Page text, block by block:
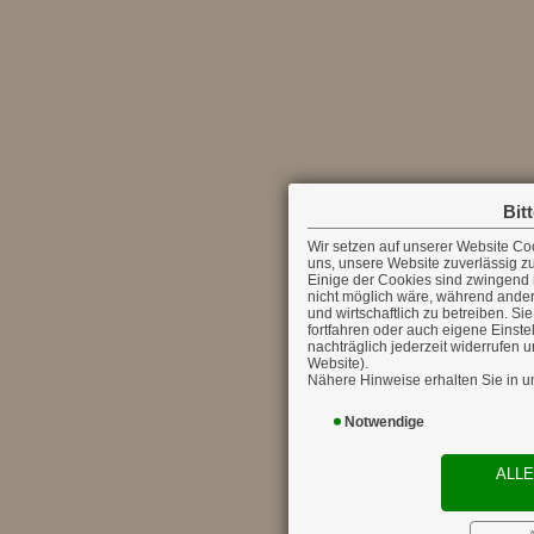
Wir setzen auf unserer Website Cookies ein. Cookies sind nichts Böses und helfen
uns, unsere Website zuverlässig
Einige der Cookies sind
nicht möglich wäre, während
und wirtschaftlich zu betreiben.
fortfahren oder auch eigene
nachträglich jederzeit widerrufen
Website).
Nähere Hinweise erhalten Sie in
Notwendige